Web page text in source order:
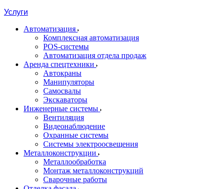
Услуги
Автоматизация
Комплексная автоматизация
POS-системы
Автоматизация отдела продаж
Аренда спецтехники
Автокраны
Манипуляторы
Самосвалы
Экскаваторы
Инженерные системы
Вентиляция
Видеонаблюдение
Охранные системы
Системы электроосвещения
Металлоконструкции
Металлообработка
Монтаж металлоконструкций
Сварочные работы